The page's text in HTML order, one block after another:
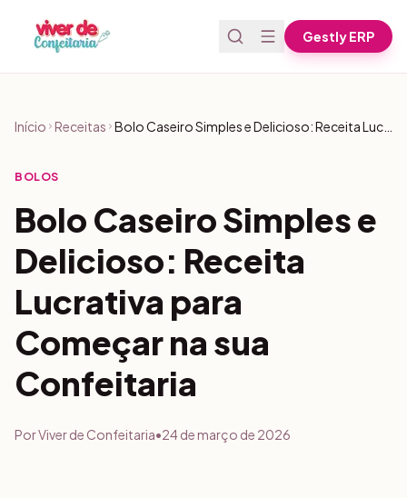
Gestly ERP
Início Receitas Bolo Caseiro Simples e Delicioso: Receita Lucrativa para Começar na sua Confeitaria
BOLOS
Bolo Caseiro Simples e
Delicioso: Receita
Lucrativa para
Começar na sua
Confeitaria
PorViver de Confeitaria•24 de março de 2026